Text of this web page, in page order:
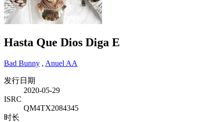
Hasta Que Dios Diga E
Bad Bunny , Anuel AA
发行日期
2020-05-29
ISRC
QM4TX2084345
时长